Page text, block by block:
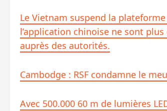
Le Vietnam suspend la
l’application chinoise ne sont
auprès des autorités.
Cambodge : RSF condamne le
Avec 500.000 60 m de lumières